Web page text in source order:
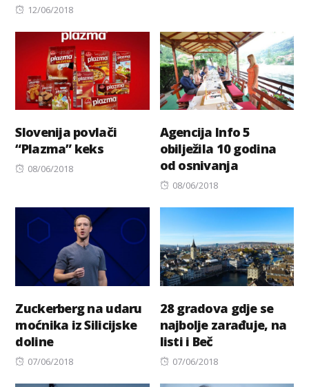
Posted
12/06/2018
Slovenija povlači
“Plazma” keks
Posted
08/06/2018
Agencija Info 5
obilježila 10 godina
od osnivanja
Posted
08/06/2018
Zuckerberg na udaru
moćnika iz Silicijske
doline
Posted
07/06/2018
28 gradova gdje se
najbolje zarađuje, na
listi i Beč
Posted
07/06/2018